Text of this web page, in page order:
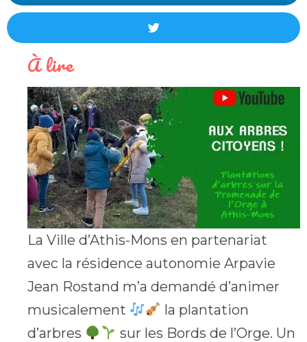
À lire
La Ville d’Athis-Mons en partenariat
avec la résidence autonomie Arpavie
Jean Rostand m’a demandé d’animer
musicalement
la plantation
d’arbres
sur les Bords de l’Orge. Un